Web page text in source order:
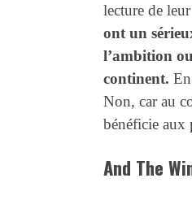
lecture de
ont un
l’ambition
continent.
Non, car au
bénéficie aux
And The